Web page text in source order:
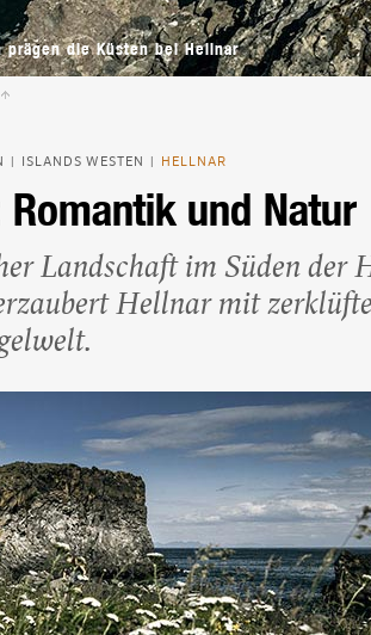
Camping auf Island
Island Urlaub
prägen die Küsten bei Hellnar
ISLANDS WESTEN HELLNAR
Romantik und Natur
Landschaft im Süden der
Hellnar mit